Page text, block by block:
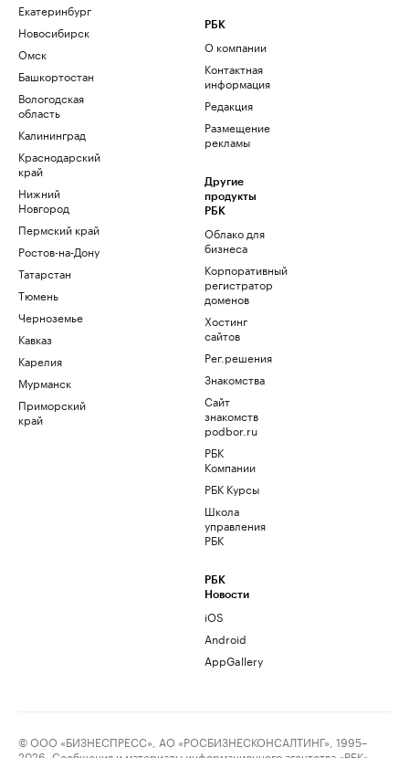
Екатеринбург
Новосибирск
Омск
Башкортостан
Вологодская
область
Калининград
Краснодарский
край
Нижний
Новгород
Пермский край
Ростов-на-Дону
Татарстан
Тюмень
Черноземье
Кавказ
Карелия
Мурманск
Приморский
край
РБК
О компании
Контактная
информация
Редакция
Размещение
рекламы
Другие
продукты
РБК
Облако для
бизнеса
Корпоративный
регистратор
доменов
Хостинг
сайтов
Рег.решения
Знакомства
Сайт
знакомств
podbor.ru
РБК
Компании
РБК Курсы
Школа
управления
РБК
РБК
Новости
iOS
Android
AppGallery
© ООО «БИЗНЕСПРЕСС», АО «РОСБИЗНЕСКОНСАЛТИНГ», 1995–